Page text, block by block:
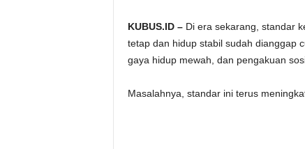
KUBUS.ID – Di era sekarang, standar
tetap dan hidup stabil sudah dianggap
gaya hidup mewah, dan pengakuan
Masalahnya, standar ini terus